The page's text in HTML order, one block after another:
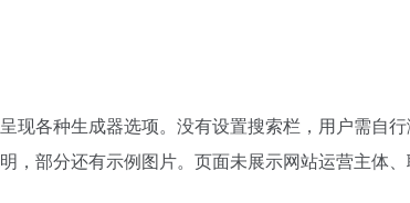
现各种生成器选项。没有设置搜索栏，用户需自行
，部分还有示例图片。页面未展示网站运营主体